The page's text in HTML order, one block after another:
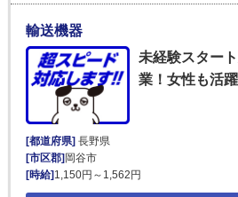
輸送機器
未経験スター
業！女性も活
[都道府県]長野県
[市区郡]岡谷市
[時給]1,150円～1,562円